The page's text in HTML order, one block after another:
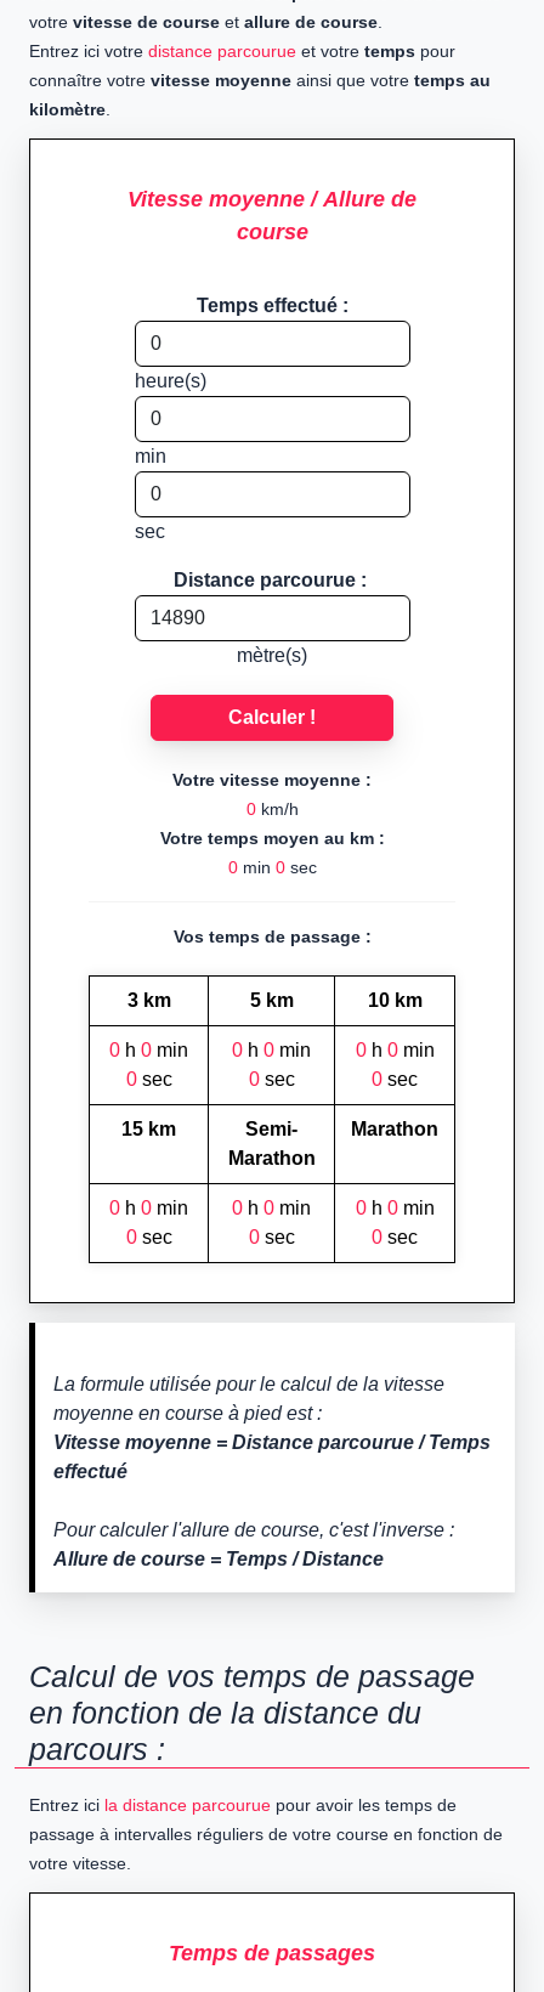
votre vitesse de course et allure de course
Entrez ici votre distance parcourue et votre temps pour
connaître votre vitesse moyenne ainsi que votre temps au
kilomètre
Vitesse moyenne / Allure de
course
Temps effectué :
heure(s)
min
sec
Distance parcourue :
mètre(s)
Calculer !
Votre vitesse moyenne :
0km/h
Votre temps moyen au km :
0min 0sec
Vos temps de passage :
3 km 5 km 10 km
0 h 0 min
0sec
0 h 0 min
0sec
0h 0min
0 sec
15 km
Semi-
Marathon
Marathon
0 h 0 min
0sec
0 h 0 min
0sec
0h 0min
0 sec
La formule utilisée pour le calcul de la vitesse
moyenne en course à pied est :
Vitesse moyenne = Distance parcourue / Temps
effectué
Pour calculer l'allure de course, c'est l'inverse :
Allure de course = Temps / Distance
Calcul de vos temps de passage
en fonction de la distance du
parcours :
Entrez ici la distance parcourue pour avoir les temps de
passage à intervalles réguliers de votre course en fonction de
votre vitesse.
Temps de passages